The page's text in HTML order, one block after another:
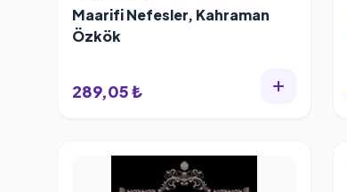
Maarifi Nefesler, Kahraman
Özkök
289,05 ₺